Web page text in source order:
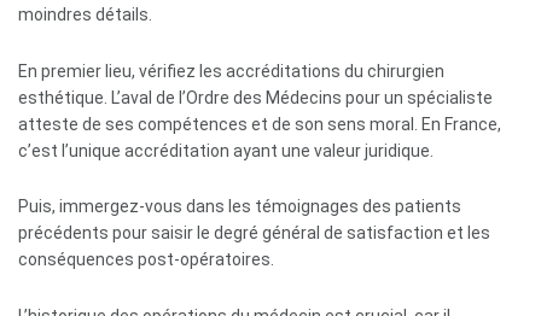
moindres détails.
En premier lieu, vérifiez les accréditations du chirurgien
esthétique. L’aval de l’Ordre des Médecins pour un spécialiste
atteste de ses compétences et de son sens moral. En France,
c’est l’unique accréditation ayant une valeur juridique.
Puis, immergez-vous dans les témoignages des patients
précédents pour saisir le degré général de satisfaction et les
conséquences post-opératoires.